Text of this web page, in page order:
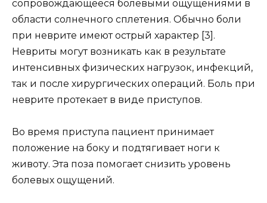
сопровождающееся болевыми ощущениями в
области солнечного сплетения. Обычно боли
при неврите имеют острый характер [3].
Невриты могут возникать как в результате
интенсивных физических нагрузок, инфекций,
так и после хирургических операций. Боль при
неврите протекает в виде приступов.
Во время приступа пациент принимает
положение на боку и подтягивает ноги к
животу. Эта поза помогает снизить уровень
болевых ощущений.